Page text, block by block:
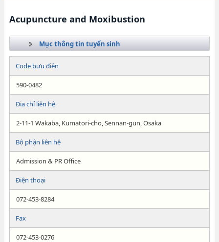
Acupuncture and Moxibustion
Mục thông tin tuyển sinh
Code bưu điện
590-0482
Địa chỉ liên hệ
2-11-1 Wakaba, Kumatori-cho, Sennan-gun, Osaka
Bộ phận liên hệ
Admission & PR Office
Điện thoại
072-453-8284
Fax
072-453-0276